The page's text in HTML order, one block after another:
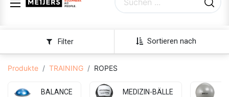
Sortieren nach
Filter
Produkte TRAINING ROPES
BALANCE MEDIZIN-BÄLLE